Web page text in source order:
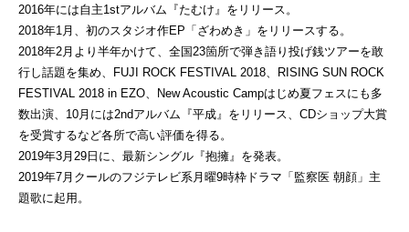
2016年には自主1stアルバム『たむけ』をリリース。
2018年1月、初のスタジオ作EP「ざわめき」をリリースする。
2018年2月より半年かけて、全国23箇所で弾き語り投げ銭ツアーを敢
行し話題を集め、FUJI ROCK FESTIVAL 2018、RISING SUN ROCK
FESTIVAL 2018 in EZO、New Acoustic Campはじめ夏フェスにも多
数出演、10月には2ndアルバム『平成』をリリース、CDショップ大賞
を受賞するなど各所で高い評価を得る。
2019年3月29日に、最新シングル『抱擁』を発表。
2019年7月クールのフジテレビ系月曜9時枠ドラマ「監察医 朝顔」主
題歌に起用。